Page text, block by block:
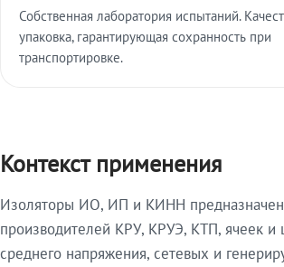
Собственная лаборатория испытаний.
упаковка, гарантирующая сохранность при
транспортировке.
Контекст применения
Изоляторы ИО, ИП и КИНН
производителей КРУ, КРУЭ, КТП, ячеек и
среднего напряжения, сетевых и